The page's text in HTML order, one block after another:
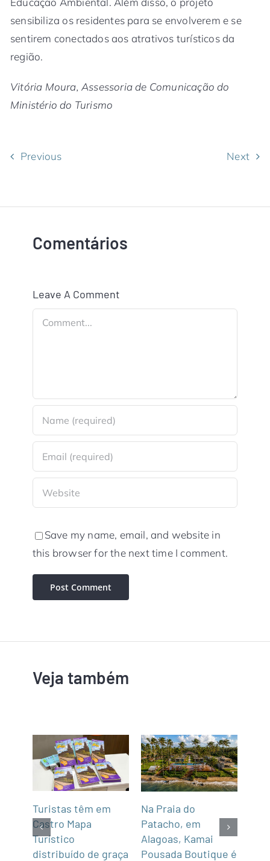
sensibiliza os residentes para se envolverem e se
sentirem conectados aos atrativos turísticos da
região.
Vitória Moura, Assessoria de Comunicação do
Ministério do Turismo
Previous Next
Comentários
Leave A Comment
Comment
Save my name, email, and website in
this browser for the next time I comment.
Veja também
Turistas têm em
Castro Mapa
Turístico
distribuído de graça
Na Praia do
Patacho, em
Alagoas, Kamai
Pousada Boutique é